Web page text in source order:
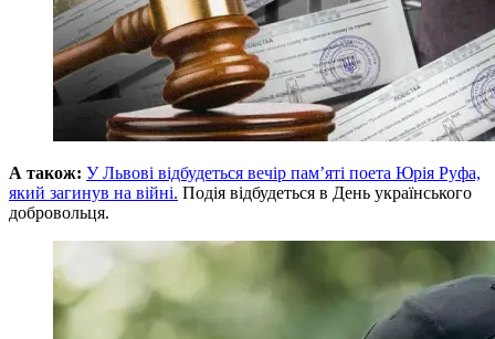
А також: У Львові відбудеться вечір пам’яті поета Юрія Руфа,
який загинув на війні. Подія відбудеться в День українського
добровольця.